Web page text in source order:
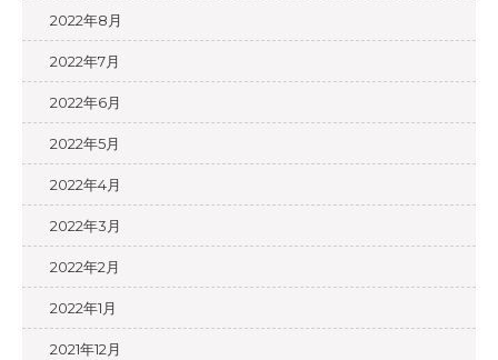
2022年8月
2022年7月
2022年6月
2022年5月
2022年4月
2022年3月
2022年2月
2022年1月
2021年12月